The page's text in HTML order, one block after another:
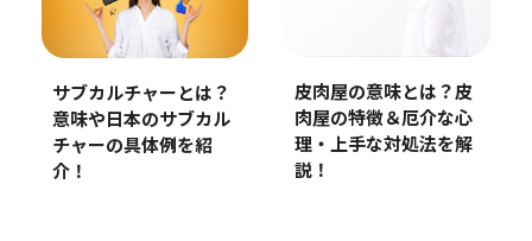
サブカルチャーとは？
意味や日本のサブカル
チャーの具体例を紹
介！
皮肉屋の意味とは？皮
肉屋の特徴＆厄介な心
理・上手な対処法を解
説！